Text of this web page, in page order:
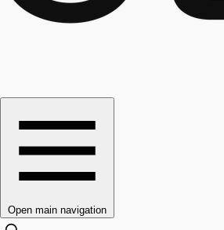
Open main navigation